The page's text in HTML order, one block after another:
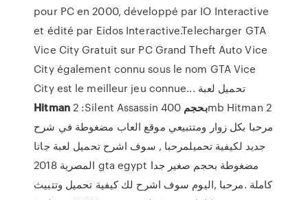
pour PC en 2000, développé par IO Interactive
et édité par Eidos Interactive.Telecharger GTA
Vice City Gratuit sur PC Grand Theft Auto Vice
City également connu sous le nom GTA Vice
City est le meilleur jeu connue... تحميل لعبة
Hitman2 :Silent Assassin بحجم 400mb Hitman 2
مرحبا بكل زوار ومتتبيعي موقع العاب مضغوطة في شرح
جديد لكيفية تحميلمرحبا , سوف اشرح تحميل لعبة جاتا
المصرية 2018 gta egypt مضغوطة بحجم صغير جدا
كاملة .مرحبا ,اليوم سوف اشرح لك كيفية تحميل وتتبيث